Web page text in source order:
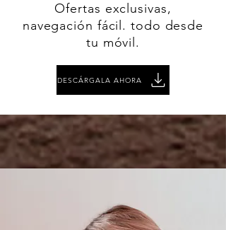
Ofertas exclusivas,
navegación fácil. todo desde
tu móvil.
DESCÁRGALA AHORA